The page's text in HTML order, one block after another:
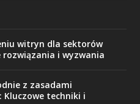
witryn dla sektorów
rozwiązania i wyzwania
z zasadami
Kluczowe techniki i